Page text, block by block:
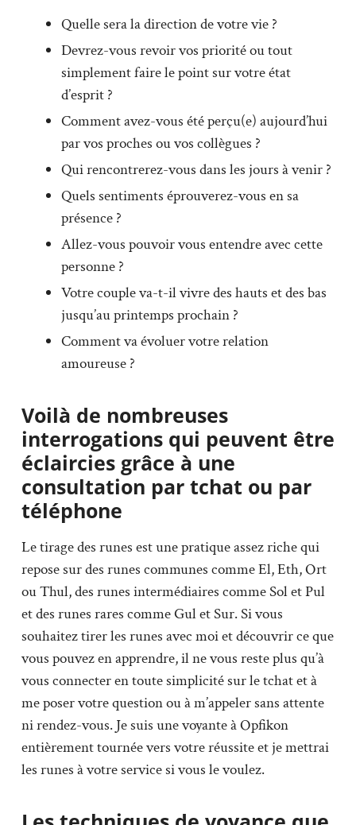
Quelle sera la direction de votre vie ?
Devrez-vous revoir vos priorité ou tout
simplement faire le point sur votre état
d’esprit ?
Comment avez-vous été perçu(e) aujourd’hui
par vos proches ou vos collègues ?
Qui rencontrerez-vous dans les jours à venir ?
Quels sentiments éprouverez-vous en sa
présence ?
Allez-vous pouvoir vous entendre avec cette
personne ?
Votre couple va-t-il vivre des hauts et des bas
jusqu’au printemps prochain ?
Comment va évoluer votre relation
amoureuse ?
Voilà de nombreuses
interrogations qui peuvent être
éclaircies grâce à une
consultation par tchat ou par
téléphone
Le tirage des runes est une pratique assez riche qui
repose sur des runes communes comme El, Eth, Ort
ou Thul, des runes intermédiaires comme Sol et Pul
et des runes rares comme Gul et Sur. Si vous
souhaitez tirer les runes avec moi et découvrir ce que
vous pouvez en apprendre, il ne vous reste plus qu’à
vous connecter en toute simplicité sur le tchat et à
me poser votre question ou à m’appeler sans attente
ni rendez-vous. Je suis une voyante à Opfikon
entièrement tournée vers votre réussite et je mettrai
les runes à votre service si vous le voulez.